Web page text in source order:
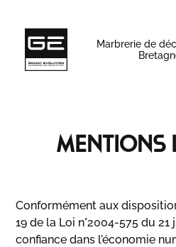
Marbrerie de
Mentions
Conformément aux
19 de la Loi n°2004-575 du
confiance dans l’économie